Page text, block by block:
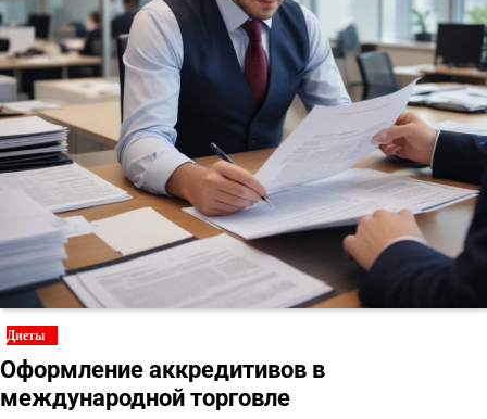
Диеты
Оформление аккредитивов в
международной торговле